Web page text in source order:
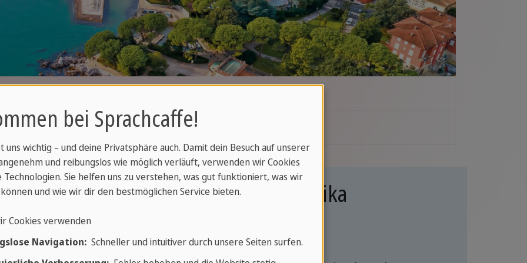
zwischen Spanien und Lateinamerika
bei Sprachcaffe!
uns wichtig – und deine Privatsphäre auch. Damit dein Besuch auf unserer
und reibungslos wie möglich verläuft, verwenden wir Cookies
Technologien. Sie helfen uns zu verstehen, was gut funktioniert, was wir
und wie wir dir den bestmöglichen Service bieten.
Cookies verwenden
Navigation:Schneller und intuitiver durch unsere Seiten surfen.